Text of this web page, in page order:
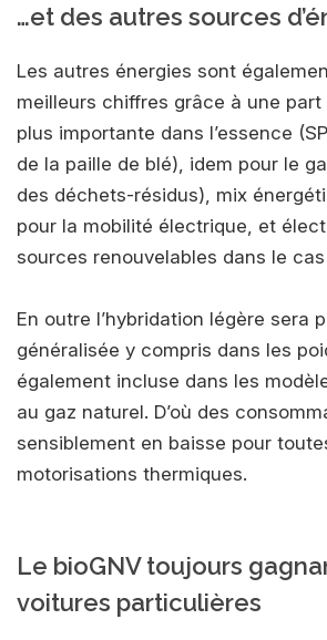
…et des autres sources
Les autres énergies sont
meilleurs chiffres grâce à une
plus importante dans l’essence
de la paille de blé), idem pour le
des déchets-résidus), mix
pour la mobilité électrique, et
sources renouvelables dans le cas
En outre l’hybridation légère sera
généralisée y compris dans les
également incluse dans les
au gaz naturel. D’où des
sensiblement en baisse pour
motorisations thermiques.
Le bioGNV toujours
voitures particulières